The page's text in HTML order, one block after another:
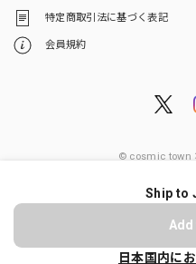
特定商取引法に基づく表記
会員規約
© cosmic town
Ship to
日本国内に
ショッ